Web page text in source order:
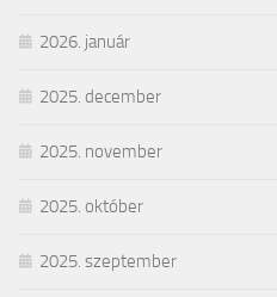
2026. január
2025. december
2025. november
2025. október
2025. szeptember